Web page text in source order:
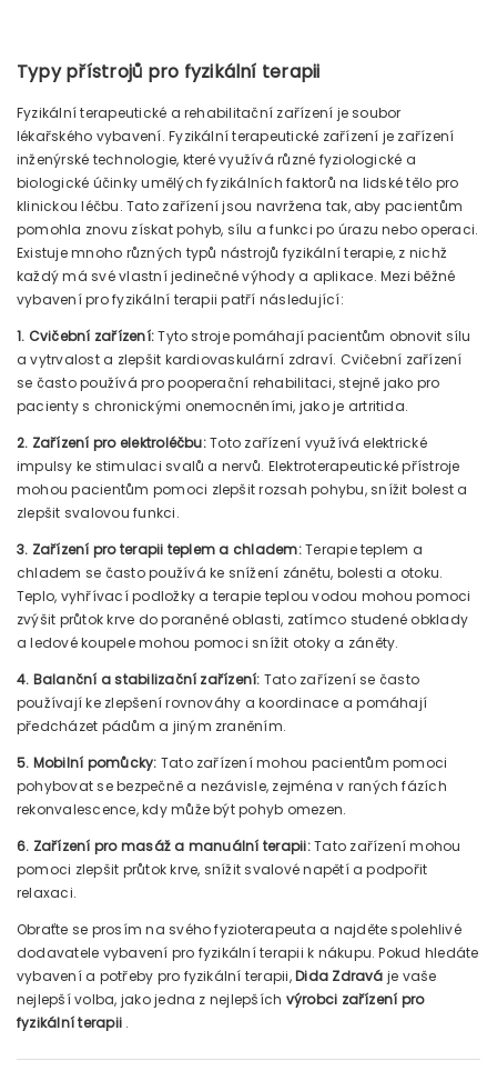
Typy přístrojů pro fyzikální terapii
Fyzikální terapeutické a rehabilitační zařízení je soubor
lékařského vybavení. Fyzikální terapeutické zařízení je zařízení
inženýrské technologie, které využívá různé fyziologické a
biologické účinky umělých fyzikálních faktorů na lidské tělo pro
klinickou léčbu. Tato zařízení jsou navržena tak, aby pacientům
pomohla znovu získat pohyb, sílu a funkci po úrazu nebo operaci.
Existuje mnoho různých typů nástrojů fyzikální terapie, z nichž
každý má své vlastní jedinečné výhody a aplikace. Mezi běžné
vybavení pro fyzikální terapii patří následující:
1. Cvičební zařízení:Tyto stroje pomáhají pacientům obnovit sílu
a vytrvalost a zlepšit kardiovaskulární zdraví. Cvičební zařízení
se často používá pro pooperační rehabilitaci, stejně jako pro
pacienty s chronickými onemocněními, jako je artritida.
2. Zařízení pro elektroléčbu:Toto zařízení využívá elektrické
impulsy ke stimulaci svalů a nervů. Elektroterapeutické přístroje
mohou pacientům pomoci zlepšit rozsah pohybu, snížit bolest a
zlepšit svalovou funkci.
3. Zařízení pro terapii teplem a chladem:Terapie teplem a
chladem se často používá ke snížení zánětu, bolesti a otoku.
Teplo, vyhřívací podložky a terapie teplou vodou mohou pomoci
zvýšit průtok krve do poraněné oblasti, zatímco studené obklady
a ledové koupele mohou pomoci snížit otoky a záněty.
4. Balanční a stabilizační zařízení: Tato zařízení se často
používají ke zlepšení rovnováhy a koordinace a pomáhají
předcházet pádům a jiným zraněním.
5. Mobilní pomůcky: Tato zařízení mohou pacientům pomoci
pohybovat se bezpečně a nezávisle, zejména v raných fázích
rekonvalescence, kdy může být pohyb omezen.
6. Zařízení pro masáž a manuální terapii:Tato zařízení mohou
pomoci zlepšit průtok krve, snížit svalové napětí a podpořit
relaxaci.
Obraťte se prosím na svého fyzioterapeuta a najděte spolehlivé
dodavatele vybavení pro fyzikální terapii k nákupu. Pokud hledáte
vybavení a potřeby pro fyzikální terapii,Dida Zdravá je vaše
nejlepší volba, jako jedna z nejlepších výrobci zařízení pro
fyzikální terapii .